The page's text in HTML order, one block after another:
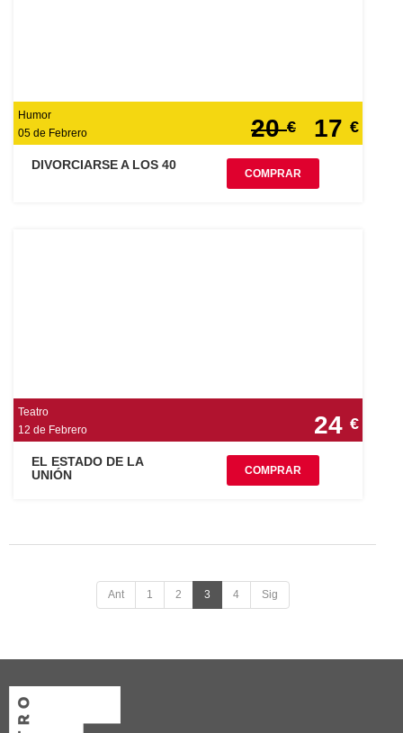
Humor
05 de Febrero
20€ 17 €
DIVORCIARSE A LOS 40
COMPRAR
Teatro
12 de Febrero
24 €
EL ESTADO DE LA
UNIÓN
COMPRAR
Ant 1 2 3 4 Sig